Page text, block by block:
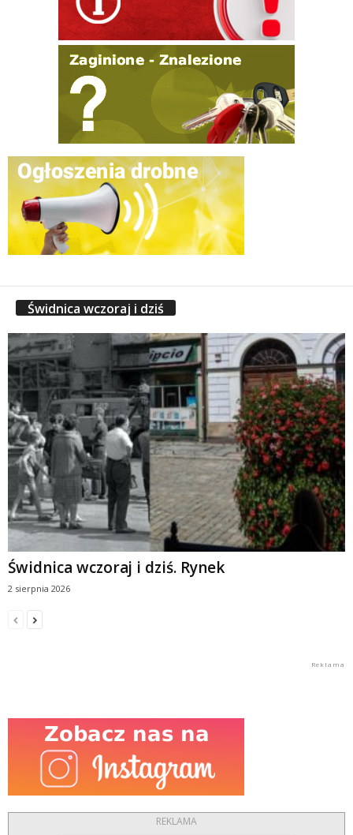
Świdnica wczoraj i dziś
Świdnica wczoraj i dziś. Rynek
2 sierpnia 2026
REKLAMA